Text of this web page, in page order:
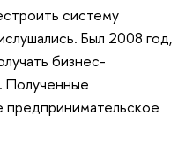
систему
Был 2008 год,
бизнес-
Полученные
предпринимательское